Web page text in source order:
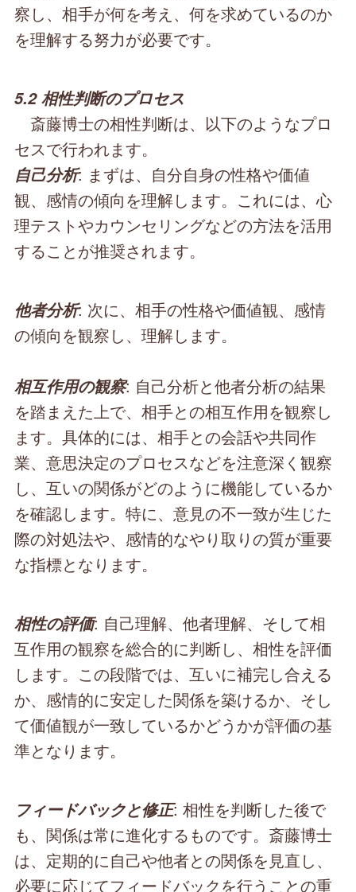
察し、相手が何を考え、何を求めているのか
を理解する努力が必要です。
5.2 相性判断のプロセス
斎藤博士の相性判断は、以下のようなプロ
セスで行われます。
自己分析: まずは、自分自身の性格や価値
観、感情の傾向を理解します。これには、心
理テストやカウンセリングなどの方法を活用
することが推奨されます。
他者分析: 次に、相手の性格や価値観、感情
の傾向を観察し、理解します。
相互作用の観察: 自己分析と他者分析の結果
を踏まえた上で、相手との相互作用を観察し
ます。具体的には、相手との会話や共同作
業、意思決定のプロセスなどを注意深く観察
し、互いの関係がどのように機能しているか
を確認します。特に、意見の不一致が生じた
際の対処法や、感情的なやり取りの質が重要
な指標となります。
相性の評価: 自己理解、他者理解、そして相
互作用の観察を総合的に判断し、相性を評価
します。この段階では、互いに補完し合える
か、感情的に安定した関係を築けるか、そし
て価値観が一致しているかどうかが評価の基
準となります。
フィードバックと修正: 相性を判断した後で
も、関係は常に進化するものです。斎藤博士
は、定期的に自己や他者との関係を見直し、
必要に応じてフィードバックを行うことの重